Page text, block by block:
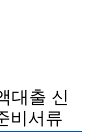
대출 신
비서류